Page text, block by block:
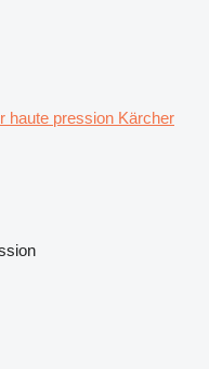
haute pression Kärcher